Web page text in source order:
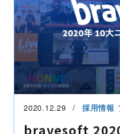
2020.12.29 採用情報
bravesoft